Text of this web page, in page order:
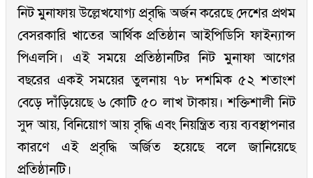
নিট মুনাফায় উল্লেখযোগ্য প্রবৃদ্ধি অর্জন করেছে দেশের প্রথম
বেসরকারি খাতের আর্থিক প্রতিষ্ঠান আইপিডিসি ফাইন্যান্স
পিএলসি। এই সময়ে প্রতিষ্ঠানটির নিট মুনাফা আগের
বছরের একই সময়ের তুলনায় ৭৮ দশমিক ৫২ শতাংশ
বেড়ে দাঁড়িয়েছে ৬ কোটি ৫০ লাখ টাকায়। শক্তিশালী নিট
সুদ আয়, বিনিয়োগ আয় বৃদ্ধি এবং নিয়ন্ত্রিত ব্যয় ব্যবস্থাপনার
কারণে এই প্রবৃদ্ধি অর্জিত হয়েছে বলে জানিয়েছে
প্রতিষ্ঠানটি।